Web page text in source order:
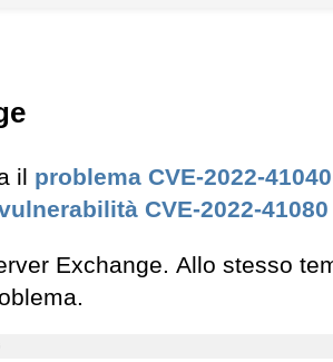
il problema CVE-2022-41040
CVE-2022-41080
Exchange. Allo stesso